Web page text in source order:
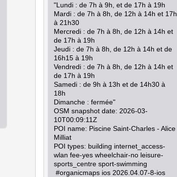
"Lundi : de 7h à 9h, et de 17h à 19h
Mardi : de 7h à 8h, de 12h à 14h et 17h
à 21h30
Mercredi : de 7h à 8h, de 12h à 14h et
de 17h à 19h
Jeudi : de 7h à 8h, de 12h à 14h et de
16h15 à 19h
Vendredi : de 7h à 8h, de 12h à 14h et
de 17h à 19h
Samedi : de 9h à 13h et de 14h30 à
18h
Dimanche : fermée"
OSM snapshot date: 2026-03-
10T00:09:11Z
POI name: Piscine Saint-Charles - Alice
Milliat
POI types: building internet_access-
wlan fee-yes wheelchair-no leisure-
sports_centre sport-swimming
#organicmaps ios 2026.04.07-8-ios